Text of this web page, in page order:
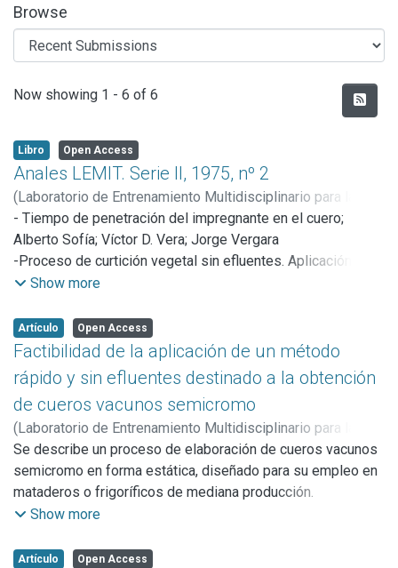
Browse
Recent Submissions
Now showing 1 - 6 of 6
Libro Open Access
Anales LEMIT. Serie II, 1975, nº 2
(Laboratorio de Entrenamiento Multidisciplinario para la
Investigación Tecnológica (LEMIT),1975)Laboratorio de
Entrenamiento Multidisciplinario para la Investigación
Tecnológica ;Rascio, Vicente J. D.
- Tiempo de penetración del impregnante en el cuero;
Alberto Sofía; Víctor D. Vera; Jorge Vergara
-Proceso de curtición vegetal sin efluentes. Aplicación de
un depilado enzimático; Alberto R. Angelinetti; Carlos S.
- Latinoamérica ante el desafío de la investigación sobre
curtidos; Alberto Sofía; Víctor D. Vera
- Variabilidad y muestreo de cueros; Humberto
Giovambattista; Jorge R. Dreon; Alberto Sofía
- Factibilidad de la aplicación de un método rápido y sin
efluentes destinado a la obtención de cueros vacunos
semicromo; Alberto R. Angelinetti; Carlos Cantera; Alberto
Sofía
- Resúmenes de los trabajos
Show more
Artículo Open Access
Factibilidad de la aplicación de un método
rápido y sin efluentes destinado a la obtención
de cueros vacunos semicromo
(Laboratorio de Entrenamiento Multidisciplinario para la
Investigación Tecnológica (LEMIT),1975)Angelinetti,
Alberto;Cantera, Carlos S.;Sofía, Alberto
Se describe un proceso de elaboración de cueros vacunos
semicromo en forma estática, diseñado para su empleo en
mataderos o frigoríficos de mediana producción.
Este proceso no requiere costosas inversiones en
de ribéra es sensiblemente menor a la del clásico sistema
Show more
Artículo Open Access